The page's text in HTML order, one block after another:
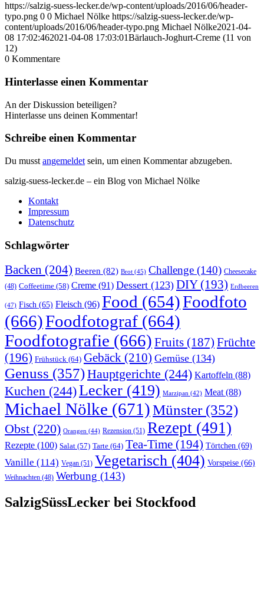
https://salzig-suess-lecker.de/wp-content/uploads/2016/06/header-
typo.png 0 0 Michael Nölke https://salzig-suess-lecker.de/wp-
content/uploads/2016/06/header-typo.png Michael Nölke2021-04-
08 17:02:462021-04-08 17:03:01Bärlauch-Joghurt-Creme (11 von
12)
0 Kommentare
Hinterlasse einen Kommentar
An der Diskussion beteiligen?
Hinterlasse uns deinen Kommentar!
Schreibe einen Kommentar
Du musst angemeldet sein, um einen Kommentar abzugeben.
salzig-suess-lecker.de – ein Blog von Michael Nölke
Kontakt
Impressum
Datenschutz
Schlagwörter
Backen (204) Beeren (82) Brot (45) Challenge (140) Cheesecake
(48) Coffeetime (58) Creme (91) Dessert (123) DIY(193) Erdbeeren
(47) Fisch (65) Fleisch (96) Food (654)Foodfoto
(666)Foodfotograf (664)
Foodfotografie (666) Fruits (187) Früchte
(196) Frühstück (64) Gebäck (210) Gemüse (134)
Genuss (357)Hauptgerichte (244) Kartoffeln (88)
Kuchen (244)Lecker (419) Marzipan (42) Meat(88)
Michael Nölke (671)Münster(352)
Obst (220) Orangen (44) Rezension (51) Rezept (491)
Rezepte (100) Salat (57) Tarte (64) Tea-Time (194) Törtchen (69)
Vanille (114) Vegan (51) Vegetarisch (404) Vorspeise (66)
Weihnachten (48) Werbung (143)
SalzigSüssLecker bei Stockfood